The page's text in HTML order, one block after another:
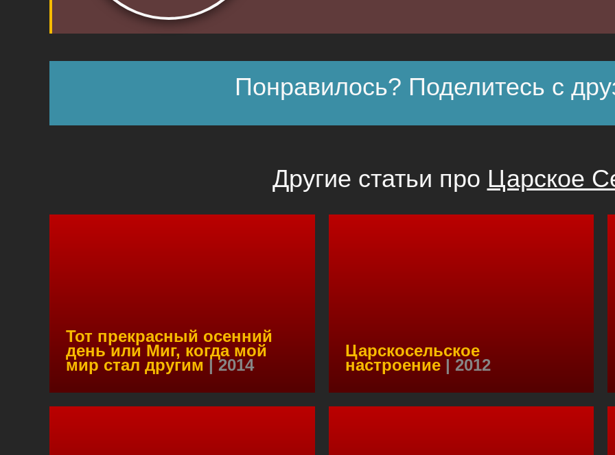
Понравилось? Поделитесь с
Другие статьи про Царское
Тот прекрасный осенний
день или Миг, когда мой
мир стал другим | 2014
Царскосельское
настроение| 2012